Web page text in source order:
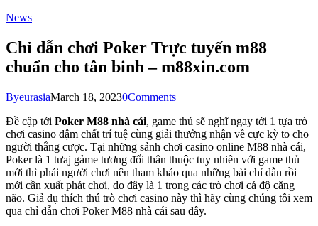
News
Chỉ dẫn chơi Poker Trực tuyến m88
chuẩn cho tân binh – m88xin.com
ByeurasiaMarch 18, 20230Comments
Đề cập tới Poker M88 nhà cái, game thủ sẽ nghĩ ngay tới 1 tựa trò
chơi casino đậm chất trí tuệ cùng giải thưởng nhận về cực kỳ to cho
người thắng cược. Tại những sảnh chơi casino online M88 nhà cái,
Poker là 1 tưaj gảme tương đối thân thuộc tuy nhiên với game thủ
mới thì phải người chơi nên tham khảo qua những bài chỉ dẫn rồi
mới cần xuất phát chơi, do đây là 1 trong các trò chơi cá độ căng
não. Giả dụ thích thú trò chơi casino này thì hãy cùng chúng tôi xem
qua chỉ dẫn chơi Poker M88 nhà cái sau đây.